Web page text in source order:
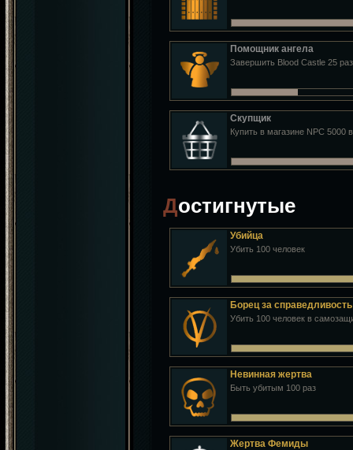
Помощник ангела
Завершить Blood Castle 25 раз
Скупщик
Купить в магазине NPC 5000
Достигнутые
Убийца
Убить 100 человек
Борец за справедливость
Убить 100 человек в
Невинная жертва
Быть убитым 100 раз
Жертва Фемиды